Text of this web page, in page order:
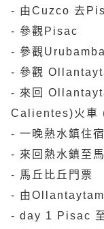
- 由Cuzco 去
- 參觀Pisac
- 參觀
- 參觀
- 來回
Calientes)火
- 一晚熱水鎮住
- 來回熱水鎮至
- 馬丘比丘門票
- 由
- day 1 Pisac